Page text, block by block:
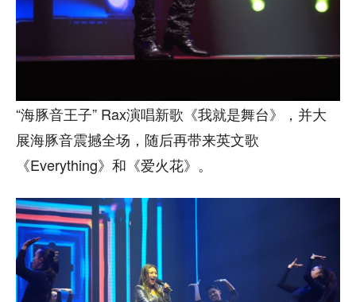
“海豚音王子” Rax演唱新歌《我就是舞台》，并大
展海豚音震撼全场，随后再带来英文歌
《Everything》和《爱火花》。